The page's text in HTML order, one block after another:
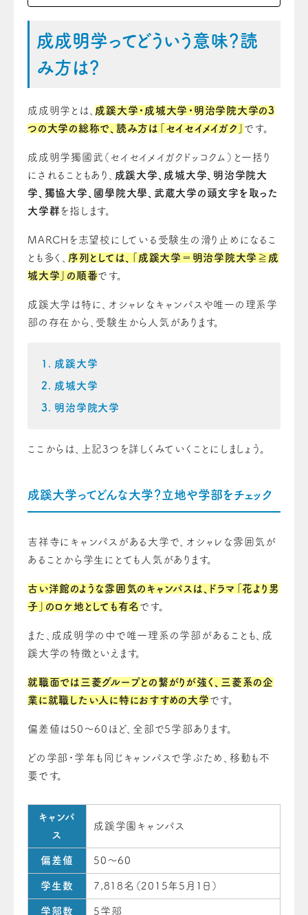
成成明学ってどういう意味？読
み方は？
成成明学とは、 成蹊大学・成城大学・明治学院大学の3
つの大学の総称で、読み方は「セイセイメイガク」 です。
成成明学獨國武（セイセイメイガクドッコクム）と一括り
にされることもあり、 成蹊大学、成城大学、明治学院大
学、獨協大学、國學院大學、武蔵大学の頭文字を取った
大学群を指します。
MARCHを志望校にしている受験生の滑り止めになるこ
とも多く、 序列としては、「成蹊大学＝明治学院大学≧成
城大学」の順番です。
成蹊大学は特に、オシャレなキャンパスや唯一の理系学
部の存在から、受験生から人気があります。
成蹊大学
成城大学
明治学院大学
ここからは、上記3つを詳しくみていくことにしましょう。
成蹊大学ってどんな大学？立地や学部をチェック
吉祥寺にキャンパスがある大学で、オシャレな雰囲気が
あることから学生にとても人気があります。
古い洋館のような雰囲気のキャンパスは、ドラマ「花より男
子」のロケ地としても有名 です。
また、成成明学の中で唯一理系の学部があることも、成
蹊大学の特徴といえます。
就職面では三菱グループとの繋がりが強く、三菱系の企
業に就職したい人に特におすすめの大学 です。
偏差値は50～60ほど、全部で5学部あります。
どの学部・学年も同じキャンパスで学ぶため、移動も不
要です。
キャンパ
ス
成蹊学園キャンパス
偏差値 50～60
学生数 7,818名（2015年5月1日）
学部数 5学部